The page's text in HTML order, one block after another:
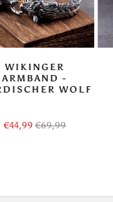
WIKINGER
ARMBAND -
WOLF
€44,99 €69,99